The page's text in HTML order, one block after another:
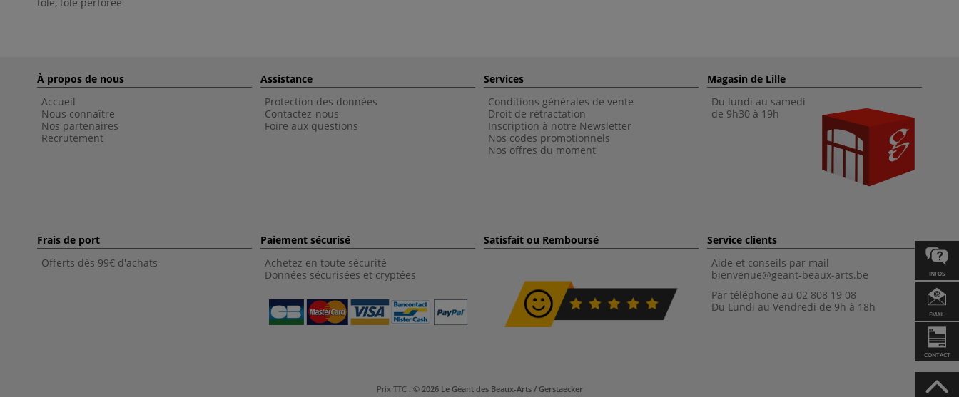
INFOS
EMAIL
CONTACT
À propos de nous
Accueil
Nous connaître
Nos partenaires
Recrutement
Assistance
Protection des données
Contactez-nous
Foire aux questions
Services
Conditions générales de vente
Droit de rétractation
Inscription à notre Newsletter
Nos codes promotionnels
Nos offres du moment
Magasin de Lille
Du lundi au samedi
de 9h30 à 19h
Frais de port
Offerts dès 99€ d'achats
Paiement sécurisé
Achetez en toute sécurité
Données sécurisées et cryptées
Satisfait ou Remboursé
Service clients
Aide et conseils par mail
bienvenue@geant-beaux-arts.be
Par téléphone au 02 808 19 08
Du Lundi au Vendredi de 9h à 18h
Prix TTC . © 2026 Le Géant des Beaux-Arts / Gerstaecker